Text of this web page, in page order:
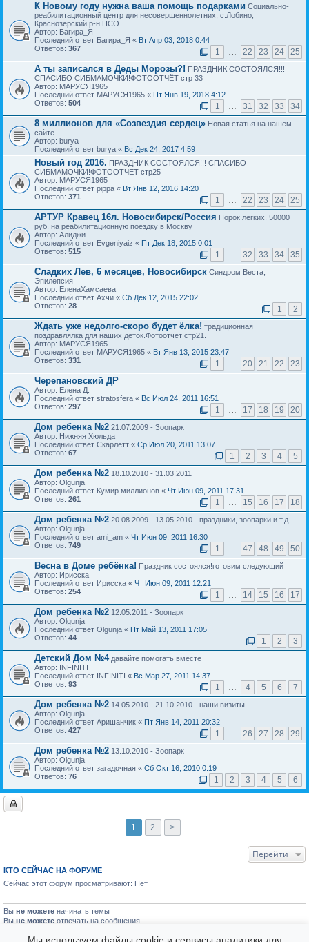
К Новому году нужна ваша помощь подарками Социально-
реабилитационный центр для несовершеннолетних, с.Лобино,
Краснозерский р-н НСО
Автор: Багира_Я
Последний ответ Багира_Я « Вт Апр 03, 2018 0:44
Ответов: 367 1 … 22 23 24 25
А ты записался в Деды Морозы?! ПРАЗДНИК СОСТОЯЛСЯ!!!
СПАСИБО СИБМАМОЧКИ!ФОТООТЧЁТ стр 33
Автор: МАРУСЯ1965
Последний ответ МАРУСЯ1965 « Пт Янв 19, 2018 4:12
Ответов: 504 1 … 31 32 33 34
8 миллионов для «Созвездия сердец» Новая статья на нашем
сайте
Автор: burya
Последний ответ burya « Вс Дек 24, 2017 4:59
Новый год 2016. ПРАЗДНИК СОСТОЯЛСЯ!!! СПАСИБО
СИБМАМОЧКИ!ФОТООТЧЁТ стр25
Автор: МАРУСЯ1965
Последний ответ pippa « Вт Янв 12, 2016 14:20
Ответов: 371 1 … 22 23 24 25
АРТУР Кравец 16л. Новосибирск/Россия Порок легких. 50000
руб. на реабилитационную поездку в Москву
Автор: Алиджи
Последний ответ Evgeniyaiz « Пт Дек 18, 2015 0:01
Ответов: 515 1 … 32 33 34 35
Сладких Лев, 6 месяцев, Новосибирск Синдром Веста,
Эпилепсия
Автор: ЕленаХамсаева
Последний ответ Ахчи « Сб Дек 12, 2015 22:02
Ответов: 28 1 2
Ждать уже недолго-скоро будет ёлка! традиционная
поздравлялка для наших деток.Фотоотчёт стр21.
Автор: МАРУСЯ1965
Последний ответ МАРУСЯ1965 « Вт Янв 13, 2015 23:47
Ответов: 331 1 … 20 21 22 23
Черепановский ДР
Автор: Елена Д.
Последний ответ stratosfera « Вс Июл 24, 2011 16:51
Ответов: 297 1 … 17 18 19 20
Дом ребенка №2 21.07.2009 - Зоопарк
Автор: Нижняя Хюльда
Последний ответ Скарлетт « Ср Июл 20, 2011 13:07
Ответов: 67 1 2 3 4 5
Дом ребенка №2 18.10.2010 - 31.03.2011
Автор: Olgunja
Последний ответ Кумир миллионов « Чт Июн 09, 2011 17:31
Ответов: 261 1 … 15 16 17 18
Дом ребенка №2 20.08.2009 - 13.05.2010 - праздники, зоопарки и т.д.
Автор: Olgunja
Последний ответ ami_am « Чт Июн 09, 2011 16:30
Ответов: 749 1 … 47 48 49 50
Весна в Доме ребёнка! Праздник состоялся!готовим следующий
Автор: Ирисска
Последний ответ Ирисска « Чт Июн 09, 2011 12:21
Ответов: 254 1 … 14 15 16 17
Дом ребенка №2 12.05.2011 - Зоопарк
Автор: Olgunja
Последний ответ Olgunja « Пт Май 13, 2011 17:05
Ответов: 44 1 2 3
Детский Дом №4давайте помогать вместе
Автор: INFINITI
Последний ответ INFINITI « Вс Мар 27, 2011 14:37
Ответов: 93 1 … 4 5 6 7
Дом ребенка №2 14.05.2010 - 21.10.2010 - наши визиты
Автор: Olgunja
Последний ответ Аришанчик « Пт Янв 14, 2011 20:32
Ответов: 427 1 … 26 27 28 29
Дом ребенка №2 13.10.2010 - Зоопарк
Автор: Olgunja
Последний ответ загадочная « Сб Окт 16, 2010 0:19
Ответов: 76 1 2 3 4 5 6
1 2 >
Перейти
КТО СЕЙЧАС НА ФОРУМЕ
Сейчас этот форум просматривают: Нет
Вы не можете начинать темы
Вы не можете отвечать на сообщения
не можетеудалять свои сообщения